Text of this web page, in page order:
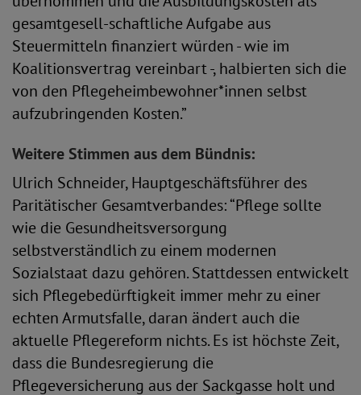
gesamtgesell-schaftliche Aufgabe aus
Steuermitteln finanziert würden - wie im
Koalitionsvertrag vereinbart -, halbierten sich die
von den Pflegeheimbewohner*innen selbst
aufzubringenden Kosten.”
Weitere Stimmen aus dem Bündnis:
Ulrich Schneider, Hauptgeschäftsführer des
Paritätischer Gesamtverbandes: “Pflege sollte
wie die Gesundheitsversorgung
selbstverständlich zu einem modernen
Sozialstaat dazu gehören. Stattdessen entwickelt
sich Pflegebedürftigkeit immer mehr zu einer
echten Armutsfalle, daran ändert auch die
aktuelle Pflegereform nichts. Es ist höchste Zeit,
dass die Bundesregierung die
Pflegeversicherung aus der Sackgasse holt und